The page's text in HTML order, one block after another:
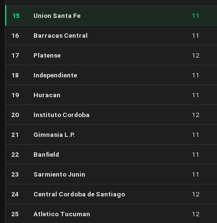
15 Union Santa Fe 11
16 Barracas Central 11
17 Platense 12
18 Independiente 11
19 Huracan 11
20 Instituto Cordoba 12
21 Gimnasia L.P. 11
22 Banfield 11
23 Sarmiento Junin 11
24 Central Cordoba de Santiago 12
25 Atletico Tucuman 12